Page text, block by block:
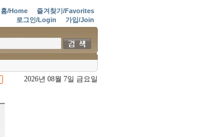
홈/Home
즐겨찾기/Favorites
로그인/Login
가입/Join
2026년 08월 7일 금요일